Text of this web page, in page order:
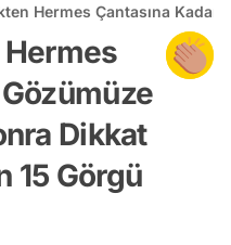
Hermes Çantasına
Dikkat
15 Görgü